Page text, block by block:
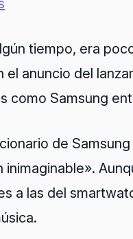
tiempo, era
el anuncio del
como Samsung
de
inimaginable».
a las del